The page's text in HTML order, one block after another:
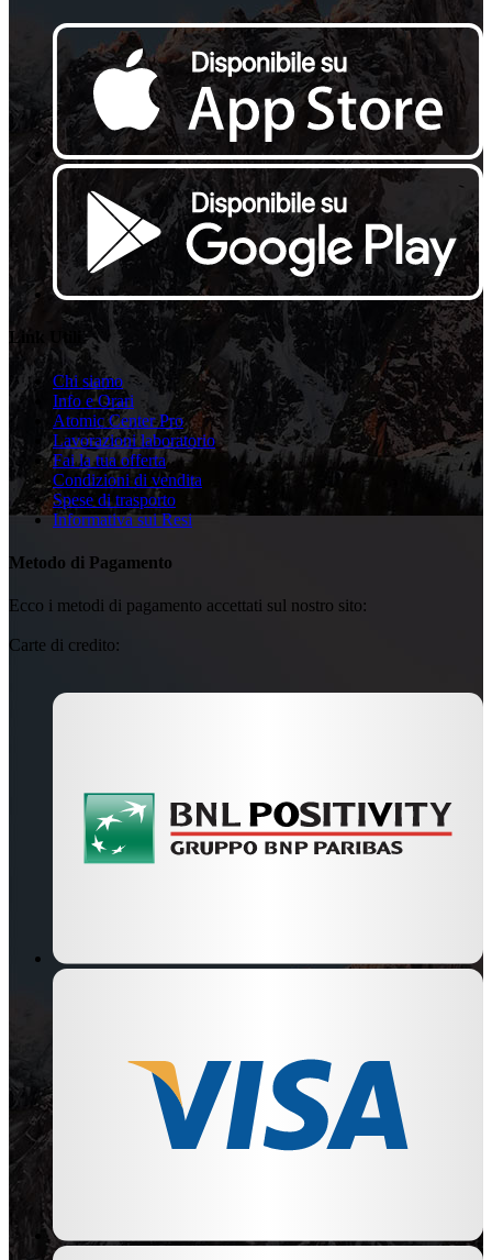
Link Utili
Chi siamo
Info e Orari
Atomic Center Pro
Lavorazioni laboratorio
Fai la tua offerta
Condizioni di vendita
Spese di trasporto
Informativa sui Resi
Metodo di Pagamento
Ecco i metodi di pagamento accettati sul nostro sito:
Carte di credito: